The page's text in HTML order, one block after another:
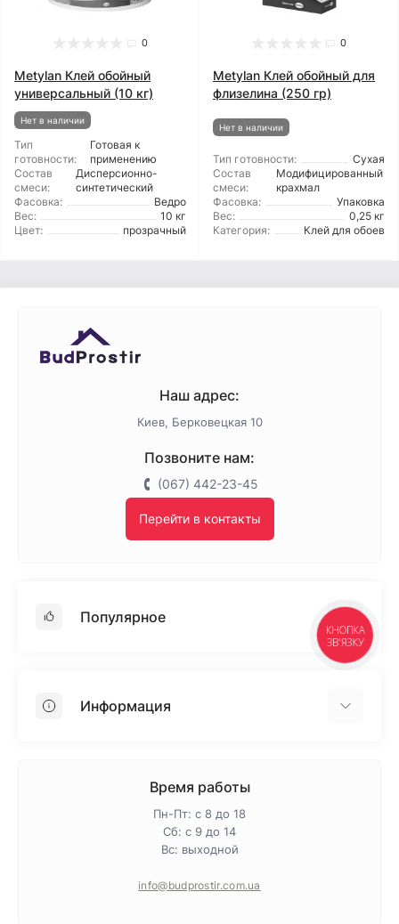
0
Metylan Клей обойный
универсальный (10 кг)
Нет в наличии
Тип
готовности:
Готовая к
применению
Состав
смеси:
Дисперсионно-
синтетический
Фасовка:
Ведро
Вес:
10 кг
Цвет:
прозрачный
0
Metylan Клей обойный для
флизелина (250 гр)
Нет в наличии
Тип готовности:
Сухая
Состав
смеси:
Модифицированный
крахмал
Фасовка:
Упаковка
Вес:
0,25 кг
Категория:
Клей для обоев
Наш адрес:
Киев, Берковецкая 10
Позвоните нам:
(067) 442-23-45
Перейти в контакты
Популярное
ПенопластИнформация
Политика конфиденциальности
Время работы
Пн-Пт: с 8 до 18
Сб: с 9 до 14
Вс: выходной
info@budprostir.com.ua
КНОПКА
ЗВ'ЯЗКУ